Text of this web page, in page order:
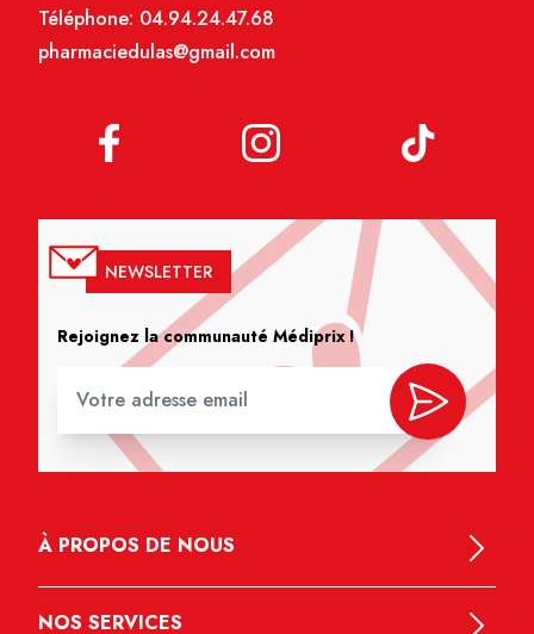
Téléphone: 04.94.24.47.68
pharmaciedulas@gmail.com
NEWSLETTER
Rejoignez la communauté Médiprix !
À PROPOS DE NOUS
NOS SERVICES